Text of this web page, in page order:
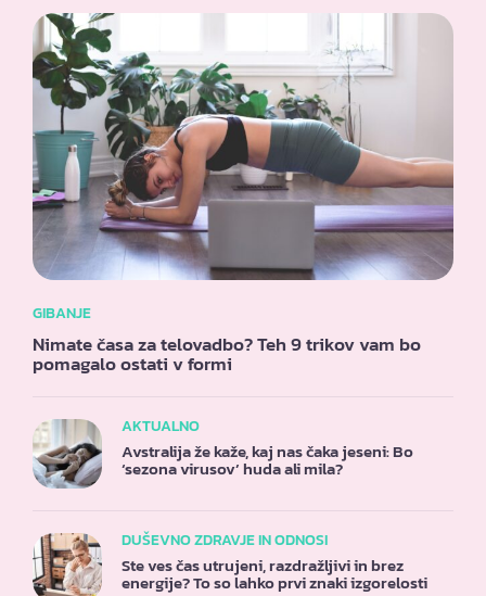
GIBANJE
Nimate časa za telovadbo? Teh 9 trikov vam bo
pomagalo ostati v formi
AKTUALNO
Avstralija že kaže, kaj nas čaka jeseni: Bo
‘sezona virusov’ huda ali mila?
DUŠEVNO ZDRAVJE IN ODNOSI
Ste ves čas utrujeni, razdražljivi in brez
energije? To so lahko prvi znaki izgorelosti